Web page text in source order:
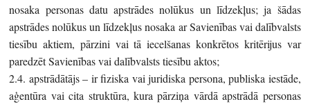
nosaka personas datu apstrādes nolūkus un līdzekļus; ja šādas
apstrādes nolūkus un līdzekļus nosaka ar Savienības vai dalībvalsts
tiesību aktiem, pārzini vai tā iecelšanas konkrētos kritērijus var
paredzēt Savienības vai dalībvalsts tiesību aktos;
2.4. apstrādātājs – ir fiziska vai juridiska persona, publiska iestāde,
aģentūra vai cita struktūra, kura pārziņa vārdā apstrādā personas